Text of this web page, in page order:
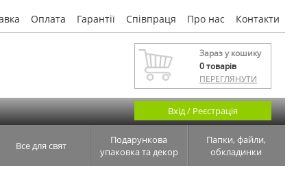
Оплата Гарантії Співпраця Про нас Контакти
Зараз у кошику
0товарів
ПЕРЕГЛЯНУТИ
Вхід / Реєстрація
Все для свят
Подарункова
упаковка та декор
Папки, файли,
обкладинки